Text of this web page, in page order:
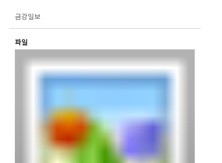
금강일보
파일